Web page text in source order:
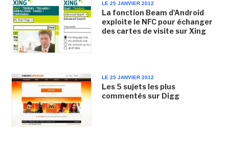
LE 25 JANVIER 2012
La fonction Beam d'Android
exploite le NFC pour échanger
des cartes de visite sur Xing
LE 25 JANVIER 2012
Les 5 sujets les plus
commentés sur Digg